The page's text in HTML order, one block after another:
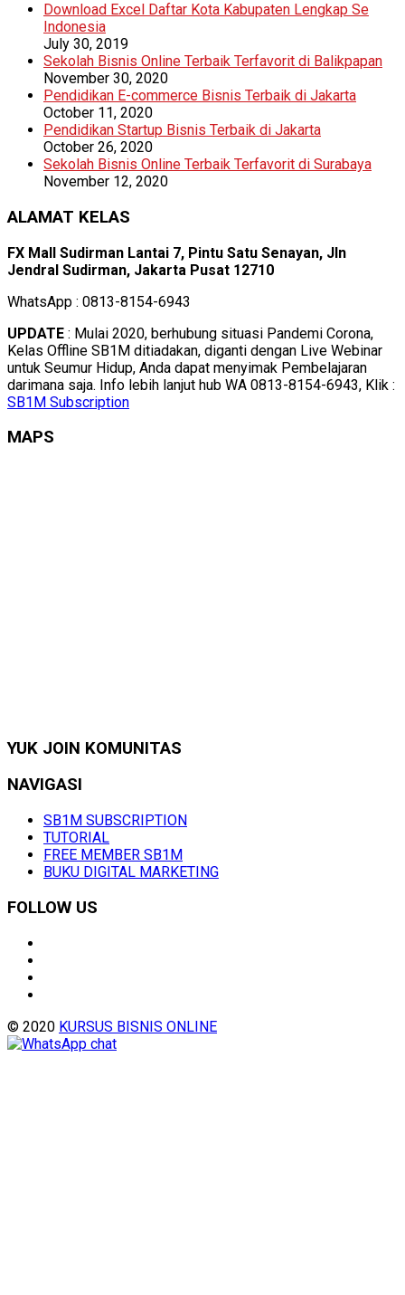
Download Excel Daftar Kota Kabupaten Lengkap Se
Indonesia
July 30, 2019
Sekolah Bisnis Online Terbaik Terfavorit di Balikpapan
November 30, 2020
Pendidikan E-commerce Bisnis Terbaik di Jakarta
October 11, 2020
Pendidikan Startup Bisnis Terbaik di Jakarta
October 26, 2020
Sekolah Bisnis Online Terbaik Terfavorit di Surabaya
November 12, 2020
ALAMAT KELAS
FX Mall Sudirman Lantai 7, Pintu Satu Senayan, Jln
Jendral Sudirman, Jakarta Pusat 12710
WhatsApp : 0813-8154-6943
UPDATE : Mulai 2020, berhubung situasi Pandemi Corona,
Kelas Offline SB1M ditiadakan, diganti dengan Live Webinar
untuk Seumur Hidup, Anda dapat menyimak Pembelajaran
darimana saja. Info lebih lanjut hub WA 0813-8154-6943, Klik :
SB1M Subscription
MAPS
YUK JOIN KOMUNITAS
NAVIGASI
SB1M SUBSCRIPTION
TUTORIAL
FREE MEMBER SB1M
BUKU DIGITAL MARKETING
FOLLOW US
© 2020 KURSUS BISNIS ONLINE